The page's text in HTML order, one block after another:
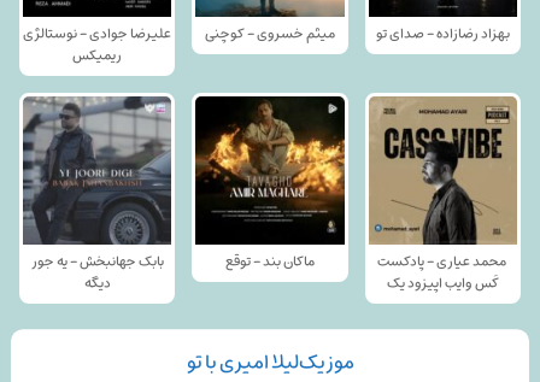
بهزاد رضازاده - صدای تو میثم خسروی - کوچنی
علیرضا جوادی - نوستالژی
ریمیکس
محمد عیاری - پادکست
کَس وایب اپیزود یک
ماکان بند - توقع
بابک جهانبخش - یه جور
دیگه
موزیک‌لیلا امیری با تو